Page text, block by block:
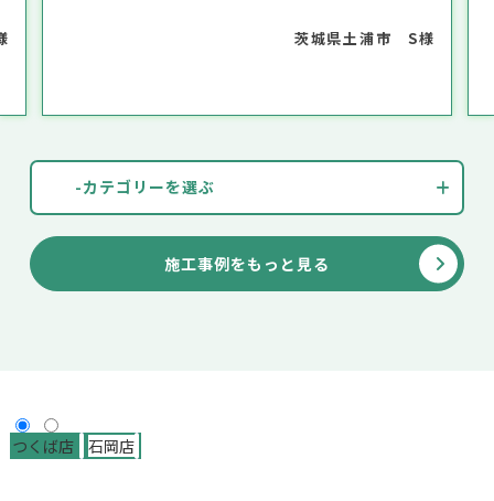
茨城県土浦市 S様
-カテゴリーを選ぶ
施工事例をもっと見る
つくば店 石岡店